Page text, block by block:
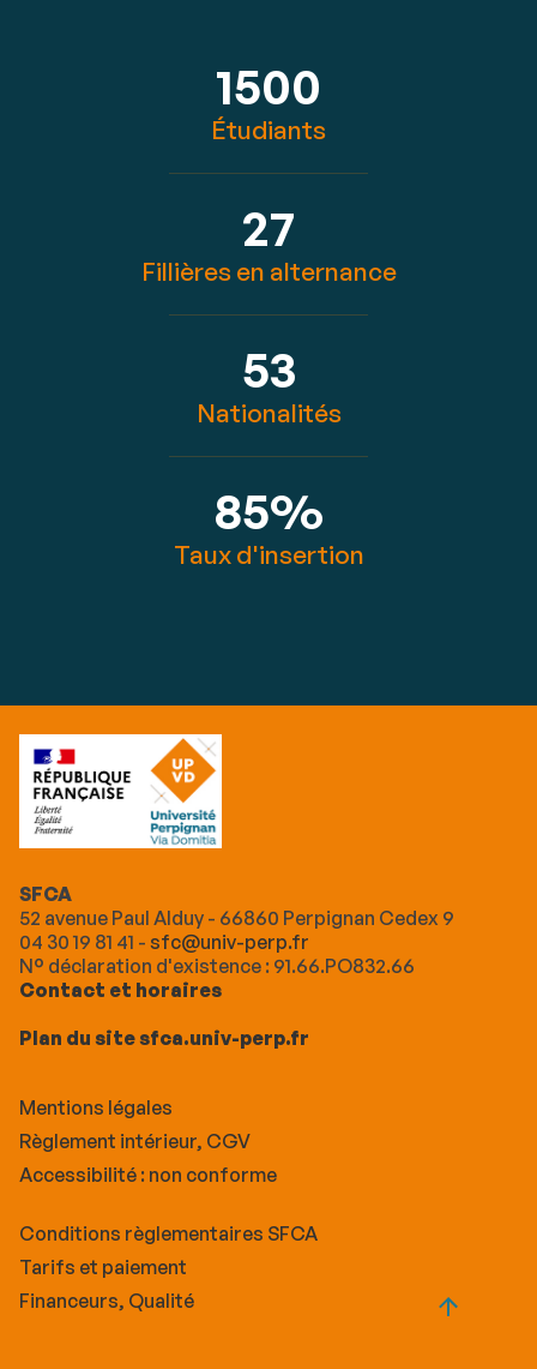
1500
Étudiants
27
Fillières en alternance
53
Nationalités
85%
Taux d'insertion
SFCA
52 avenue Paul Alduy - 66860 Perpignan Cedex 9
04 30 19 81 41 - sfc@univ-perp.fr
N° déclaration d'existence : 91.66.PO832.66
Contact et horaires
Plan du site sfca.univ-perp.fr
Mentions légales
Règlement intérieur, CGV
Accessibilité : non conforme
Conditions règlementaires SFCA
Tarifs et paiement
Financeurs, Qualité